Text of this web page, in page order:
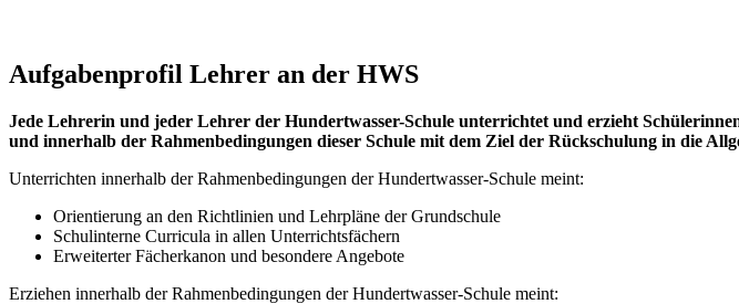
Aufgabenprofil Lehrer an der HWS
Jede Lehrerin und jeder Lehrer der Hundertwasser-Schule unterrichtet und erzieht
und innerhalb der Rahmenbedingungen dieser Schule mit dem Ziel der Rückschulung in die
Unterrichten innerhalb der Rahmenbedingungen der Hundertwasser-Schule meint:
Orientierung an den Richtlinien und Lehrpläne der Grundschule
Schulinterne Curricula in allen Unterrichtsfächern
Erweiterter Fächerkanon und besondere Angebote
Erziehen innerhalb der Rahmenbedingungen der Hundertwasser-Schule meint: